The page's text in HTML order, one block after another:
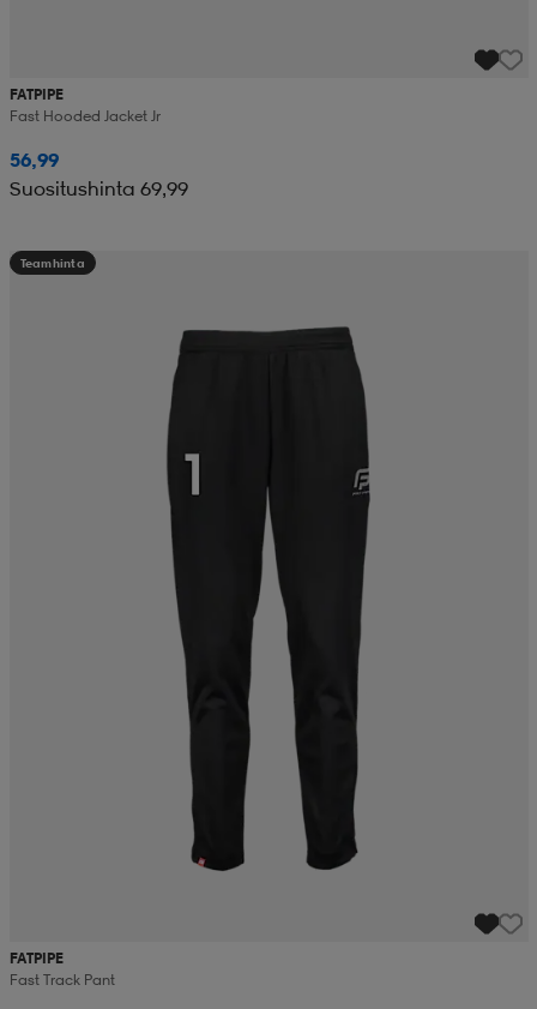
FATPIPE
Fast Hooded Jacket Jr
56,99
Suositushinta 69,99
Teamhinta
FATPIPE
Fast Track Pant